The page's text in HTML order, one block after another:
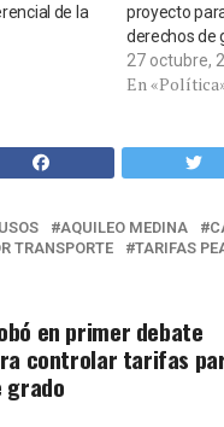
de la
proyecto
derechos de
27 octubre,
En
AQUILEO MEDINA
TRANSPORTE
TARIFAS
en primer debate
controlar tarifas
grado